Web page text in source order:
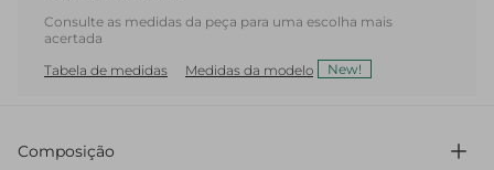
Consulte as medidas da peça para uma escolha mais
acertada
Tabela de medidas
Medidas da modelo New!
Composição